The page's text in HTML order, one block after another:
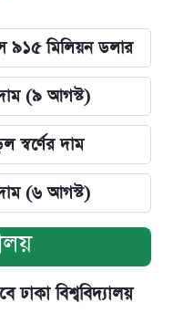
৯১৫ মিলিয়ন ডলার
(৯ আগস্ট)
স্বর্ণের দাম
(৬ আগস্ট)
ঢাকা বিশ্ববিদ্যালয়